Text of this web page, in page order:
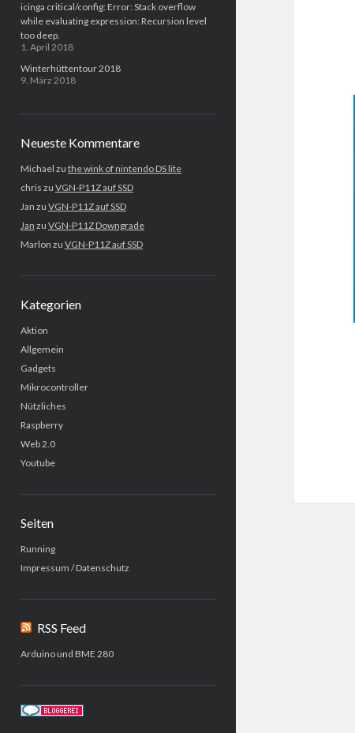
icinga critical/config: Error: Stack overflow
while evaluating expression: Recursion level
too deep.
1. April 2018
Winterhüttentour 2018
9. März 2018
Neueste Kommentare
Michael zu the wink of nintendo DS lite
chris zu VGN-P11Z auf SSD
Jan zu VGN-P11Z auf SSD
Jan zu VGN-P11Z Downgrade
Marlon zu VGN-P11Z auf SSD
Kategorien
Aktion
Allgemein
Gadgets
Mikrocontroller
Nützliches
Raspberry
Web 2.0
Youtube
Seiten
Running
Impressum / Datenschutz
RSS Feed
Arduino und BME 280